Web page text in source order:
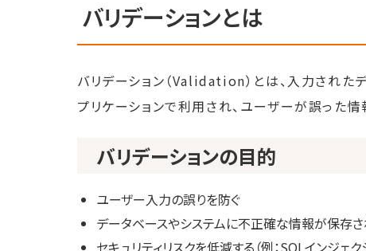
バリデーションとは
バリデーション（Validation）とは、入力された
プリケーションで利用され、ユーザーが誤った情
バリデーションの目的
ユーザー入力の誤りを防ぐ
データベースやシステムに不正確な情報が保存
セキュリティリスクを低減する（例：SQLインジェ